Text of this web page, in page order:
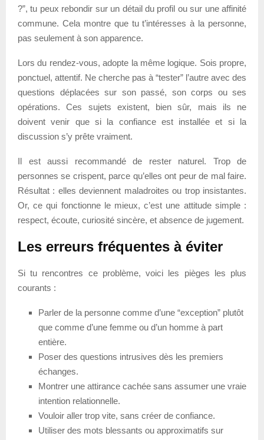
?”, tu peux rebondir sur un détail du profil ou sur une affinité
commune. Cela montre que tu t’intéresses à la personne,
pas seulement à son apparence.
Lors du rendez-vous, adopte la même logique. Sois propre,
ponctuel, attentif. Ne cherche pas à “tester” l’autre avec des
questions déplacées sur son passé, son corps ou ses
opérations. Ces sujets existent, bien sûr, mais ils ne
doivent venir que si la confiance est installée et si la
discussion s’y prête vraiment.
Il est aussi recommandé de rester naturel. Trop de
personnes se crispent, parce qu’elles ont peur de mal faire.
Résultat : elles deviennent maladroites ou trop insistantes.
Or, ce qui fonctionne le mieux, c’est une attitude simple :
respect, écoute, curiosité sincère, et absence de jugement.
Les erreurs fréquentes à éviter
Si tu rencontres ce problème, voici les pièges les plus
courants :
Parler de la personne comme d’une “exception” plutôt
que comme d’une femme ou d’un homme à part
entière.
Poser des questions intrusives dès les premiers
échanges.
Montrer une attirance cachée sans assumer une vraie
intention relationnelle.
Vouloir aller trop vite, sans créer de confiance.
Utiliser des mots blessants ou approximatifs sur